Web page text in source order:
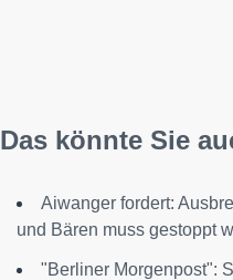
Das könnte Sie
Aiwanger fordert:
und Bären muss gestoppt
"Berliner Morgenpost":